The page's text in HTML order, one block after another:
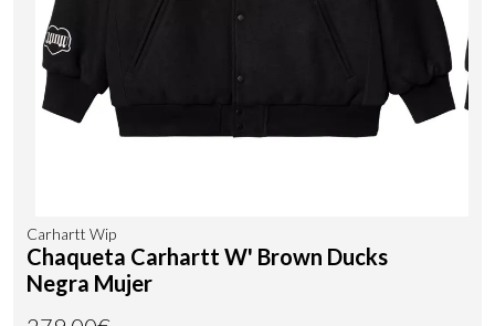
Carhartt Wip
Chaqueta Carhartt W' Brown Ducks
Negra Mujer